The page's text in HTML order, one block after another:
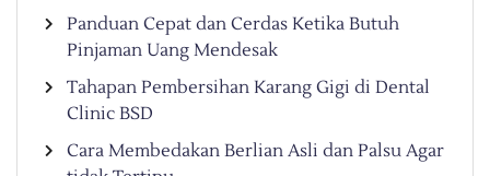
Panduan Cepat dan Cerdas Ketika Butuh
Pinjaman Uang Mendesak
Tahapan Pembersihan Karang Gigi di Dental
Clinic BSD
Cara Membedakan Berlian Asli dan Palsu Agar